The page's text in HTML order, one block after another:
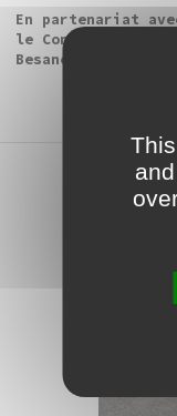
En partenariat
le Conservatoire à
Besançon Métropole